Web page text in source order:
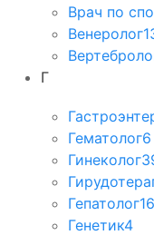
Врач по
Венеролог
Г
Гематолог6
Гинеколог
Гепатолог16
Генетик4